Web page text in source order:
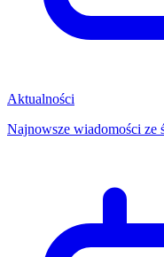
Aktualności
Najnowsze wiadomości ze